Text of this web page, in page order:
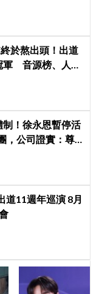
於熬出頭！出道
軍 音源榜、人氣
制！徐永恩暫停活
，公司證實：尊
11週年巡演 8月